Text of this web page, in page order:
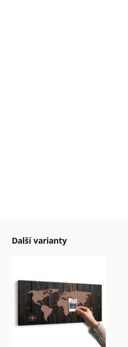
Další varianty